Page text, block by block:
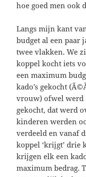
hoe goed men ook
Langs mijn kant
budget al een paar
twee vlakken. We
koppel kocht iets
een maximum
kado’s gekocht
vrouw) ofwel werd
gekocht, dat werd
kinderen werden
verdeeld en vanaf
koppel ‘krijgt’ drie
krijgen elk een
maximum bedrag.